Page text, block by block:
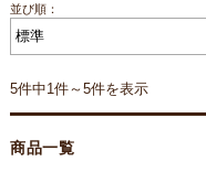
並び順：
5件中1件～5件を表示
商品一覧